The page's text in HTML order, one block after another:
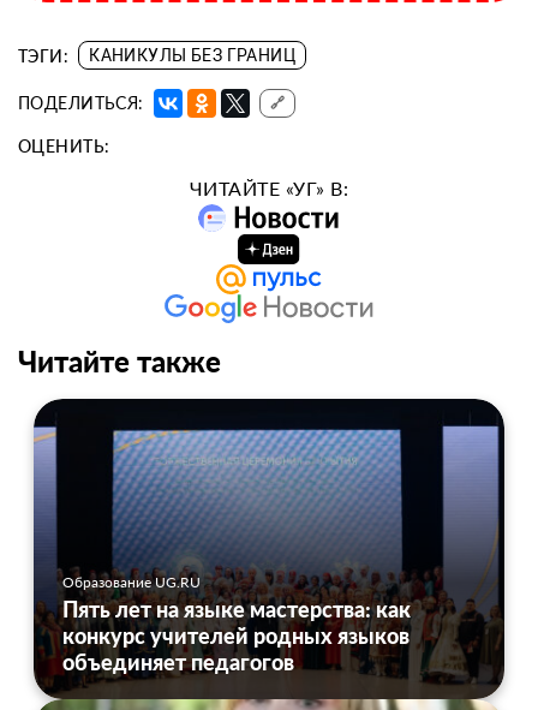
ТЭГИ: КАНИКУЛЫ БЕЗ ГРАНИЦ
ПОДЕЛИТЬСЯ: 🔗
ОЦЕНИТЬ:
ЧИТАЙТЕ «УГ» В:
Читайте также
Образование UG.RU
Пять лет на языке мастерства: как
конкурс учителей родных языков
объединяет педагогов